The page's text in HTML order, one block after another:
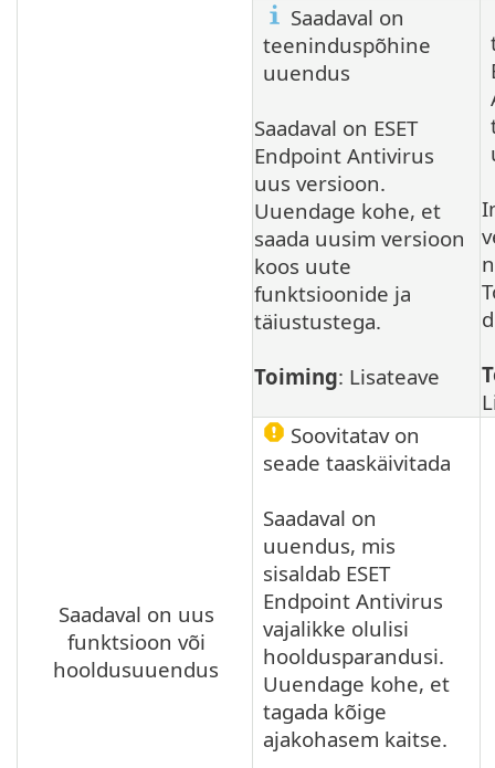
Saadaval on uus
funktsioon või
hooldusuuendus
Saadaval on
teeninduspõhine
uuendus
Saadaval on ESET
Endpoint Antivirus
uus versioon.
Uuendage kohe, et
saada uusim versioon
koos uute
funktsioonide ja
täiustustega.
Toiming: Lisateave
Soovitatav on
seade taaskäivitada
Saadaval on
uuendus, mis
sisaldab ESET
Endpoint Antivirus
vajalikke olulisi
hooldusparandusi.
Uuendage kohe, et
tagada kõige
ajakohasem kaitse.